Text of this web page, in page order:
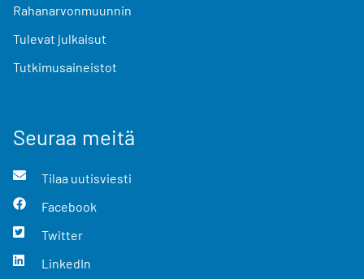
Rahanarvonmuunnin
Tulevat julkaisut
Tutkimusaineistot
Seuraa meitä
Tilaa uutisviesti
Facebook
Twitter
LinkedIn